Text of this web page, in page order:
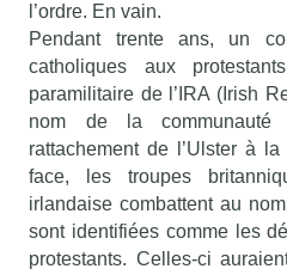
l’ordre. En vain.
Pendant trente ans, un
catholiques aux
paramilitaire de l’IRA (Irish
nom de la
rattachement de l’Ulster à
face, les troupes
irlandaise combattent au
sont identifiées comme les
protestants. Celles-ci